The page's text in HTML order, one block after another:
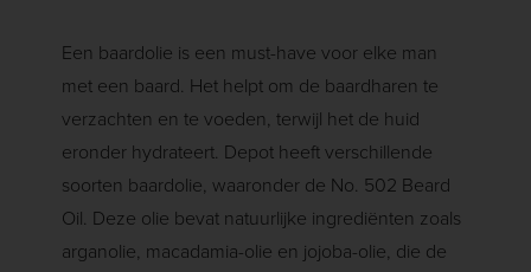
Een baardolie is een must-have voor elke man
met een baard. Het helpt om de baardharen te
verzachten en te voeden, terwijl het de huid
eronder hydrateert. Depot heeft verschillende
soorten baardolie, waaronder de No. 502 Beard
Oil. Deze olie bevat natuurlijke ingrediënten zoals
arganolie, macadamia-olie en jojoba-olie, die de